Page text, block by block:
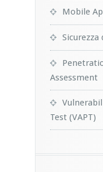
Mobile
Sicurezza
Assessment
Test (VAPT)